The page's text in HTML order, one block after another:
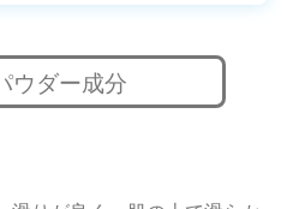
ウダー成分